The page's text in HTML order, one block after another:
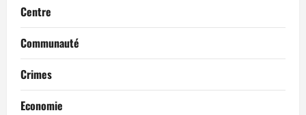
Centre
Communauté
Crimes
Economie